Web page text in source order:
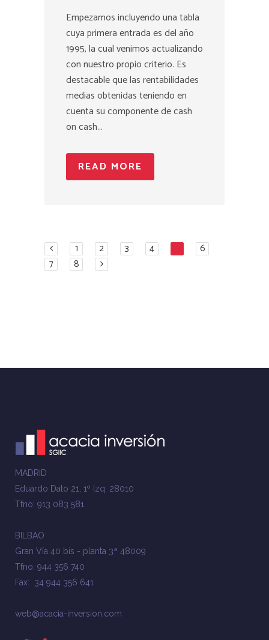
Empezamos incluyendo una tabla
cuya primera entrada es del año
1995, la cual venimos actualizando
con nuestro propio criterio. Es
destacable que las rentabilidades
medias obtenidas teniendo en
cuenta su componente de cash
on cash...
READ MORE
1 2 3 4
6
7
8
MADRID
Eduardo Dato 21, 1º Izq. 28010
Tfno: 913 083 581
BILBAO
Gran Vía 40 bis - planta 3ª 48009
Tfno: 944 356 740
Fax: 34 944 356 641
web@acacia-inversion.com